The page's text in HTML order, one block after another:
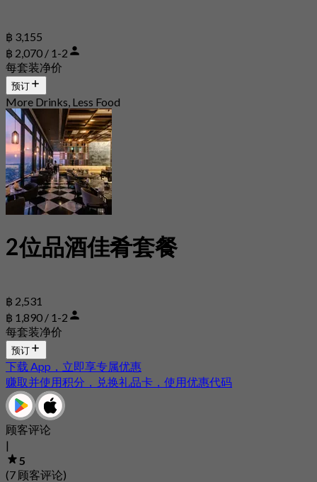
฿ 3,155
฿ 2,070 / 1-2
每套装净价
预订
More Drinks, Less Food
2位品酒佳肴套餐
฿ 2,531
฿ 1,890 / 1-2
每套装净价
预订
下载 App，立即享专属优惠
赚取并使用积分，兑换礼品卡，使用优惠代码
顾客评论
|
5
(7 顾客评论)